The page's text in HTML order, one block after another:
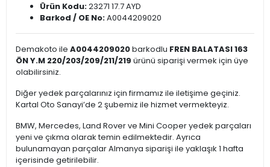
Ürün Kodu:23271 17.7 AYD
Barkod / OE No:A0044209020
Demakoto ile A0044209020barkodlu FREN BALATASI 163
ÖN Y.M 220/203/209/211/219 ürünü siparişi vermek için üye
olabilirsiniz.
Diğer yedek parçalarınız için firmamız ile iletişime geçiniz.
Kartal Oto Sanayi’de 2 şubemiz ile hizmet vermekteyiz.
BMW, Mercedes, Land Rover ve Mini Cooper yedek parçaları
yeni ve çıkma olarak temin edilmektedir. Ayrıca
bulunamayan parçalar Almanya siparişi ile yaklaşık 1 hafta
içerisinde getirilebilir.